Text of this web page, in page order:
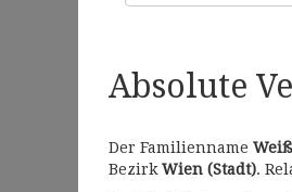
Absolute
Der Familienname Weiß
BezirkWien (Stadt).